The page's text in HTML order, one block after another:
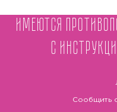
Имеются
с
Сообщить